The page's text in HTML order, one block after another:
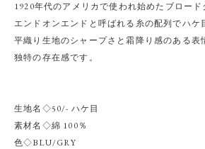
1920年代のアメリカで使われ始めたブロード
エンドオンエンドと呼ばれる糸の配列でハケ
平織り生地のシャープさと霜降り感のある表
独特の存在感です。
生地名◇50/- ハケ目
素材名◇綿 100％
色◇BLU/GRY